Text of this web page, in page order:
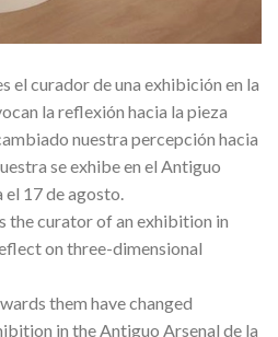
el curador de una exhibición en la
la reflexión hacia la pieza
nuestra percepción hacia
se exhibe en el Antiguo
el 17 de agosto.
the curator of an exhibition in
on three-dimensional
them have changed
in the Antiguo Arsenal de la